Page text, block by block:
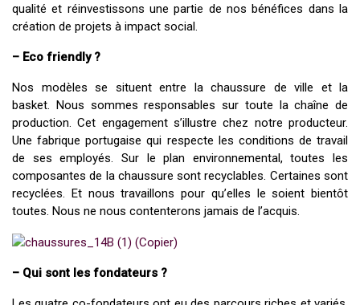
qualité et réinvestissons une partie de nos bénéfices dans la
création de projets à impact social.
– Eco friendly ?
Nos modèles se situent entre la chaussure de ville et la
basket. Nous sommes responsables sur toute la chaîne de
production. Cet engagement s’illustre chez notre producteur.
Une fabrique portugaise qui respecte les conditions de travail
de ses employés. Sur le plan environnemental, toutes les
composantes de la chaussure sont recyclables. Certaines sont
recyclées. Et nous travaillons pour qu’elles le soient bientôt
toutes. Nous ne nous contenterons jamais de l’acquis.
– Qui sont les fondateurs ?